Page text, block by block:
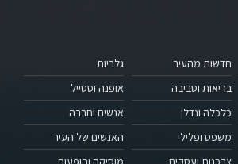
חדשות מהעיר
בריאות וסביבה
כלכלה ונדלן
משפט ופלילי
גלריות
אופנה וסטייל
אנשים וחברה
האנשים של העיר